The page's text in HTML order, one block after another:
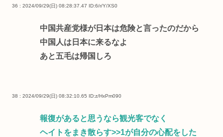
36 : 2024/09/29(日) 08:28:37.47 ID:6/r/Y/XS0
中国共産党様が日本は危険と言ったのだから
中国人は日本に来るなよ
あと五毛は帰国しろ
38 : 2024/09/29(日) 08:32:10.65 ID:z/HxPm090
報復があると思うなら観光客でなく
ヘイトをまき散らす>>1が自分の心配をした